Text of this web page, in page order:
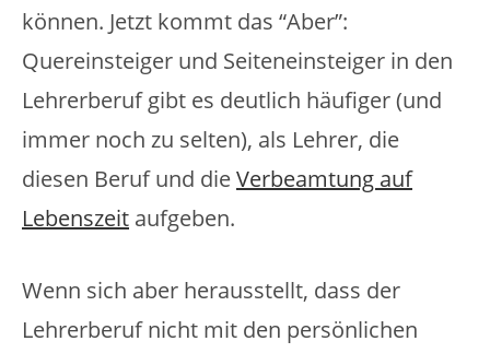
können. Jetzt kommt das “Aber”:
Quereinsteiger und Seiteneinsteiger in den
Lehrerberuf gibt es deutlich häufiger (und
immer noch zu selten), als Lehrer, die
diesen Beruf und dieVerbeamtung auf
Lebenszeit aufgeben.
Wenn sich aber herausstellt, dass der
Lehrerberuf nicht mit den persönlichen